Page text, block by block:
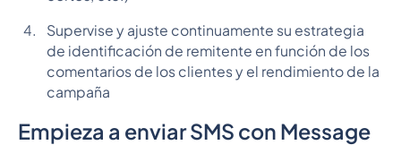
Supervise y ajuste continuamente su estrategia
de identificación de remitente en función de los
comentarios de los clientes y el rendimiento de la
campaña
Empieza a enviar SMS con Message